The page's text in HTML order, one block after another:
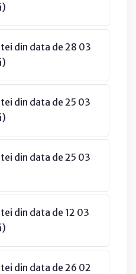
din data de 28 03
din data de 25 03
din data de 25 03
din data de 12 03
din data de 26 02